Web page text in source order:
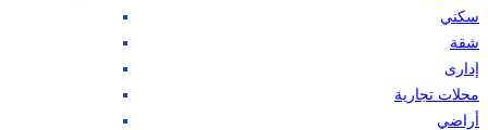
سكني
شقة
إدارى
محلات تجارية
أراضي